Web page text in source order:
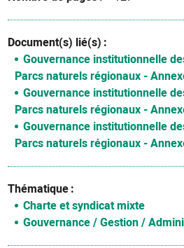
Document(s) lié(s)
Gouvernance institutionnelle
Parcs naturels régionaux -
Gouvernance institutionnelle
Parcs naturels régionaux -
Gouvernance institutionnelle
Parcs naturels régionaux -
Thématique
Charte et syndicat mixte
Gouvernance / Gestion /